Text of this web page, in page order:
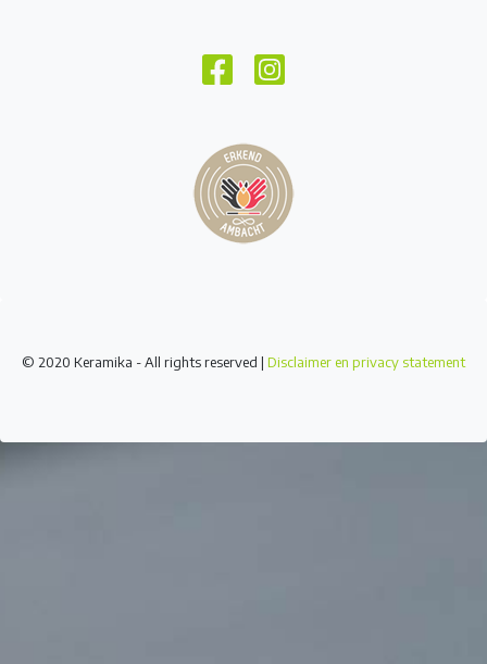
© 2020 Keramika - All rights reserved | Disclaimer en privacy statement